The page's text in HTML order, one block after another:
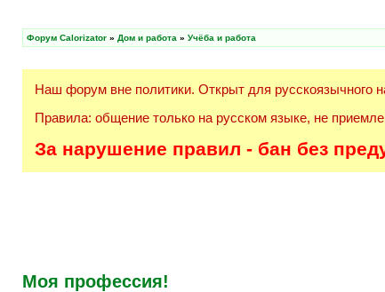
Форум Calorizator » Дом и работа » Учёба и работа
Наш форум вне политики. Открыт для русскоязычного
Правила: общение только на русском языке, не
За нарушение правил - бан без
Моя профессия!